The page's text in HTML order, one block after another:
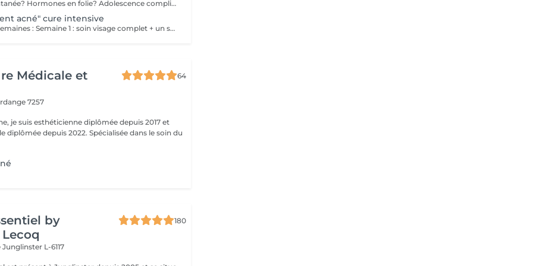
Poussée momentanée? Hormones en folie? Adolescence compliquée? Ce soin est pour vous. Le soin visage complet comprend un nettoyage en profondeur de la peau avec vapeur et extraction des comédons, un léger massage suivi de 20' de traitement. LED et un masque apaisant ou purifiant. Le soin flash est conseillé en entretien suite à un soin complet, entre 2 soins par exemple ou si acné plus tenace. Il comprend un nettoyage du visage, un léger massage et le traitement LED 20'. Pourquoi la LED? La puissance de la lumière LED bleue agit rapidement et efficacement pour éliminer l'acné, les imperfections et l'inflammation existantes, sans dessécher la peau. Elle régule également la production de sébum pour prévenir de futures éruptions cutanées, laissant votre peau claire, saine et lisse.
acné" cure intensive
Protocole sur 4 semaines : Semaine 1 : soin visage complet + un soin flash (espacé de 2 jours minimum) Semaine 2 / 3 et 4 : 2 soins flash (espacé de 2 jours minimum) Descriptif complet : voir "Soin traitement acné"
Médicale et 64
7257
je suis esthéticienne diplômée depuis 2017 et
diplômée depuis 2022. Spécialisée dans le soin du
by
180
Junglinster L-6117